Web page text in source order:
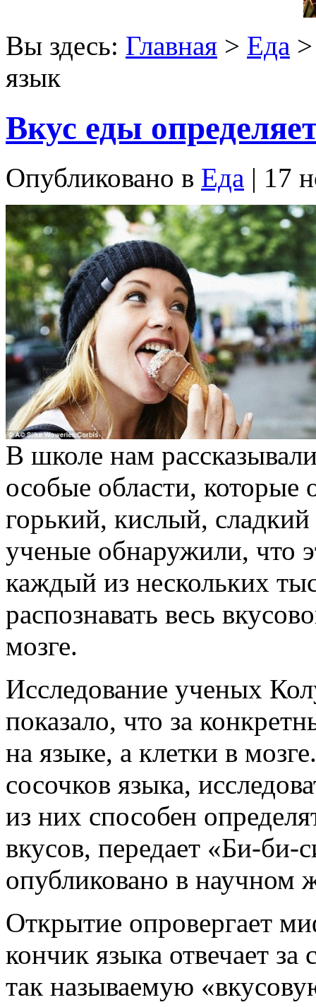
Вы здесь: Главная > Еда
язык
Вкус еды
Опубликовано в Еда | 17
В школе нам
особые области, которые
горький, кислый,
ученые обнаружили, что
каждый из нескольких
распознавать весь
мозге.
Исследование ученых
показало, что за
на языке, а клетки в
сосочков языка,
из них способен
вкусов, передает «Би-би-
опубликовано в научном
Открытие опровергает
кончик языка отвечает
так называемую